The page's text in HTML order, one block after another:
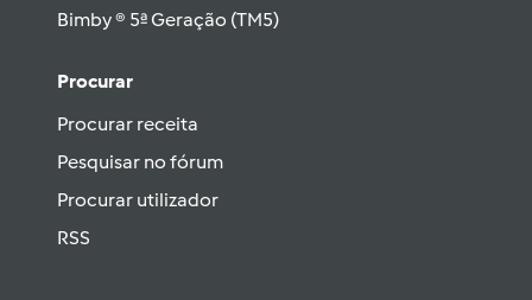
Bimby ® 5ª Geração (TM5)
Procurar
Procurar receita
Pesquisar no fórum
Procurar utilizador
RSS